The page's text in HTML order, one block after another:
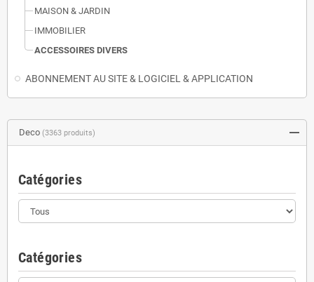
MAISON & JARDIN
IMMOBILIER
ACCESSOIRES DIVERS
ABONNEMENT AU SITE & LOGICIEL & APPLICATION
Deco (3363 produits)
Catégories
Catégories